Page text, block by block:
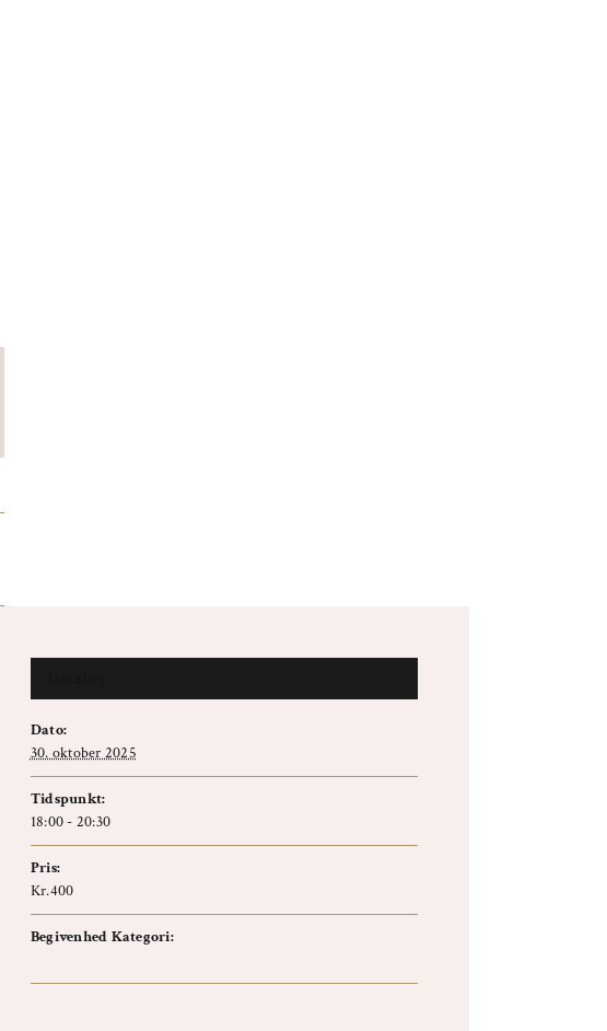
Dato:
30. oktober 2025
Tidspunkt:
18:00 - 20:30
Pris:
Kr.400
Begivenhed Kategori: